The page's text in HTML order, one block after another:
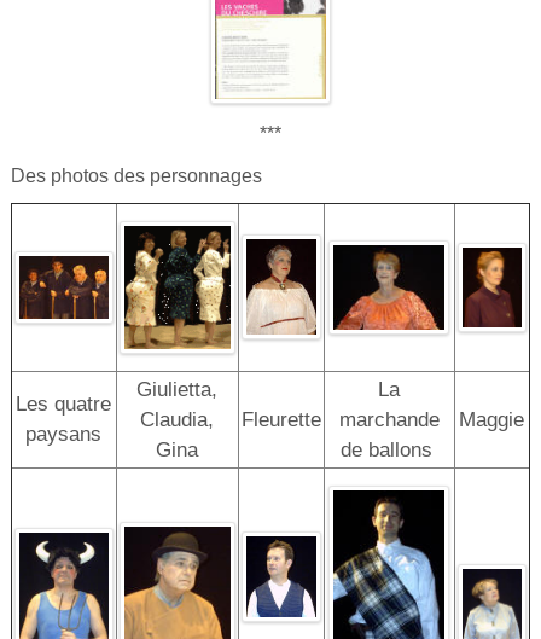
***
Des photos des personnages
Les quatre
paysans
Giulietta,
Claudia,
Gina
Fleurette
La
marchande
de ballons
Maggie